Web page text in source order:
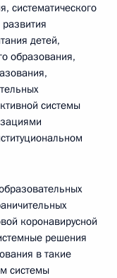
систематического
детей,
образования,
системы
коронавирусной
решения
в такие
системы